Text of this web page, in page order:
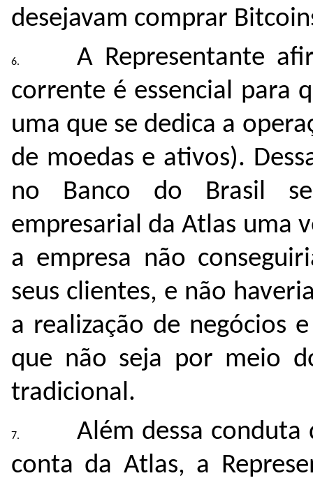
desejavam comprar
A Representante
corrente é essencial para
uma que se dedica a
de moedas e ativos).
no Banco do Brasil
empresarial da Atlas uma
a empresa não
seus clientes, e não
a realização de negócios
que não seja por meio
tradicional.
Além dessa
conta da Atlas, a